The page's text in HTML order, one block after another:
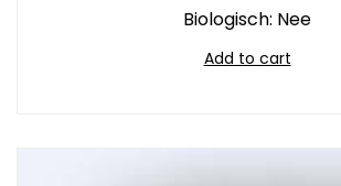
Biologisch: Nee
Add to cart